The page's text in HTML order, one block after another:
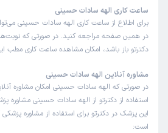
ساعت کاری الهه سادات حسینی
برای اطلاع از ساعت کاری الهه سادات حسینی
در همین صفحه مراجعه کنید. در صورتی که
دکترتو باز باشد، امکان مشاهده ساعت کاری مطب
مشاوره آنلاین الهه سادات حسینی
در صورتی که الهه سادات حسینی امکان مشاوره
استفاده از دکترتو از الهه سادات حسینی مشاوره
این پزشک در دکترتو برای استفاده از مشاوره
است: